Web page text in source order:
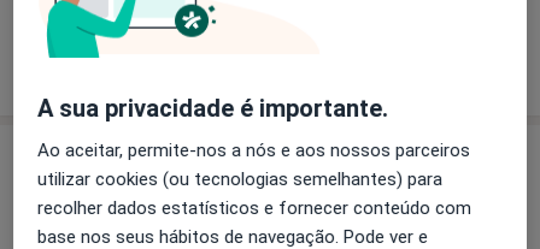
Serviços e preços
Primeira consulta Terapia da Fala
Detalhes
A sua privacidade é importante.
Ao aceitar, permite-nos a nós e aos nossos parceiros
utilizar cookies (ou tecnologias semelhantes) para
recolher dados estatísticos e fornecer conteúdo com
base nos seus hábitos de navegação. Pode ver e